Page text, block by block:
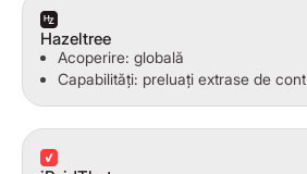
Hazeltree
Acoperire: globală
Capabilități: preluați extrase de cont